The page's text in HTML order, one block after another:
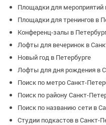
Площадки для мероприятий
Площадки для тренингов в
Конференц-залы в
Лофты для вечеринок в
Новый год в Петербурге
Лофты для дня рождения в
Поиск по метро Санкт-
Поиск по району Санкт-
Поиск по названию сети в
Студии подкастов в Санкт-